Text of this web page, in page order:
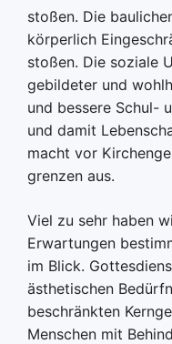
stoßen. Die
körperlich
stoßen. Die soziale
gebildeter und
und bessere Schul-
und damit
macht vor
grenzen aus.
Viel zu sehr haben
Erwartungen
im Blick.
ästhetischen
beschränkten
Menschen mit